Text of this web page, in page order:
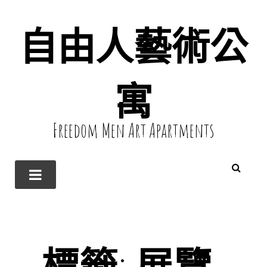
自由人藝術公
寓
Freedom Men Art Apartments